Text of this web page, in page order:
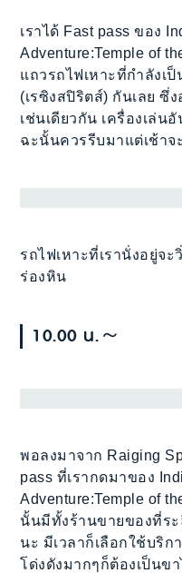
เราได้ Fast pass ของ
Adventure:Temple of
แถวรถไฟเหาะที่กำลังเ
(เรซิงสปิริตส์) กันเลย ซึ่
เช่นเดียวกัน เครื่องเล่น
ฉะนั้นควรรีบมาแต่เช้าจ
รถไฟเหาะที่เรานั่งอยู่จ
ร่องหิน
10.00 น.～
พอลงมาจาก Raiging
pass ที่เรากดมาของ
Adventure:Temple of
นั้นมีทั้งร้านขายของที่ร
นะ มีเวลาก็เลือกใช้บริก
โด่งดังมากๆก็ต้องเป็นข